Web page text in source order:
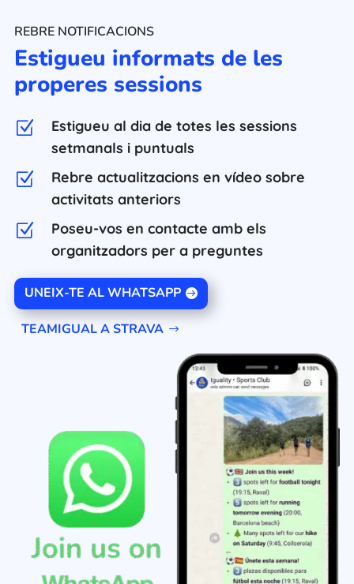
REBRE NOTIFICACIONS
Estigueu informats de les
properes sessions
Z
Estigueu al dia de totes les sessions
setmanals i puntuals
Z
Rebre actualitzacions en vídeo sobre
activitats anteriors
Z
Poseu-vos en contacte amb els
organitzadors per a preguntes
UNEIX-TE AL WHATSAPP
TEAMIGUAL A STRAVA